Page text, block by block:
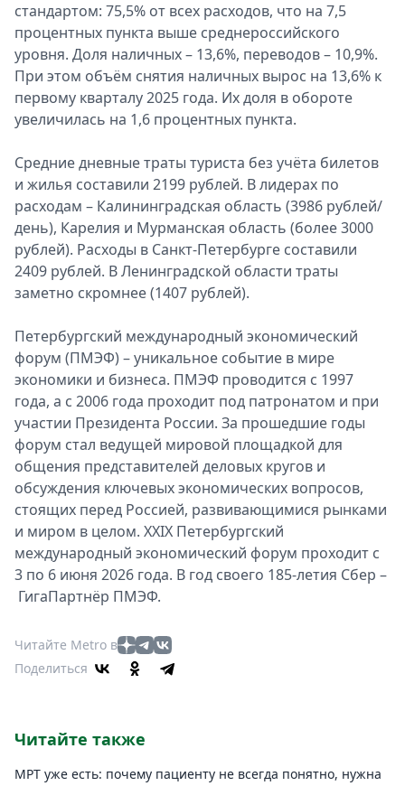
стандартом: 75,5% от всех расходов, что на 7,5
процентных пункта выше среднероссийского
уровня. Доля наличных – 13,6%, переводов – 10,9%.
При этом объём снятия наличных вырос на 13,6% к
первому кварталу 2025 года. Их доля в обороте
увеличилась на 1,6 процентных пункта.
Средние дневные траты туриста без учёта билетов
и жилья составили 2199 рублей. В лидерах по
расходам – Калининградская область (3986 рублей/
день), Карелия и Мурманская область (более 3000
рублей). Расходы в Санкт-Петербурге составили
2409 рублей. В Ленинградской области траты
заметно скромнее (1407 рублей).
Петербургский международный экономический
форум (ПМЭФ) – уникальное событие в мире
экономики и бизнеса. ПМЭФ проводится с 1997
года, а с 2006 года проходит под патронатом и при
участии Президента России. За прошедшие годы
форум стал ведущей мировой площадкой для
общения представителей деловых кругов и
обсуждения ключевых экономических вопросов,
стоящих перед Россией, развивающимися рынками
и миром в целом. XXIX Петербургский
международный экономический форум проходит с
3 по 6 июня 2026 года. В год своего 185-летия Сбер –
ГигаПартнёр ПМЭФ.
Читайте Metro в
Поделиться
Читайте также
МРТ уже есть: почему пациенту не всегда понятно, нужна